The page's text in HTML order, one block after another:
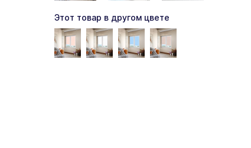
Этот товар в другом цвете